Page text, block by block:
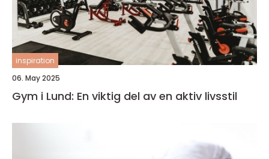
inspiration
06. May 2025
Gym i Lund: En viktig del av en aktiv livsstil